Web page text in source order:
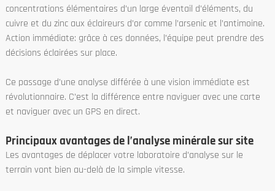
concentrations élémentaires d’un large éventail d’éléments, du
cuivre et du zinc aux éclaireurs d’or comme l’arsenic et l’antimoine.
Action immédiate: grâce à ces données, l’équipe peut prendre des
décisions éclairées sur place.
Ce passage d’une analyse différée à une vision immédiate est
révolutionnaire. C’est la différence entre naviguer avec une carte
et naviguer avec un GPS en direct.
Principaux avantages de l’analyse minérale sur site
Les avantages de déplacer votre laboratoire d’analyse sur le
terrain vont bien au-delà de la simple vitesse.